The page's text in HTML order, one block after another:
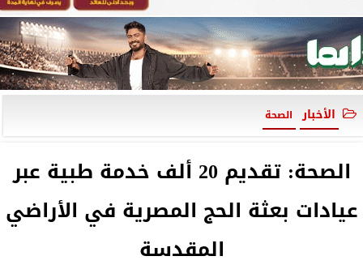
الأخبار الصحة
الصحة: تقديم 20 ألف خدمة طبية عبر
عيادات بعثة الحج المصرية في الأراضي
المقدسة